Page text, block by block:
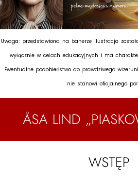
Uwaga: przedstawiona na banerze ilustracja
wyłącznie w celach edukacyjnych i ma
Ewentualne podobieństwo do prawdziwego
nie stanowi oficjalnego
ÅSA LIND
WSTĘP